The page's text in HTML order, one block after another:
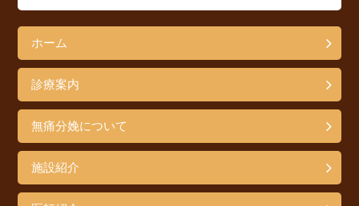
ホーム
診療案内
無痛分娩について
施設紹介